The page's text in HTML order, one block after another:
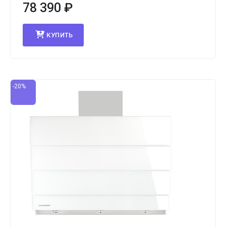
78 390 ₽
КУПИТЬ
-20%